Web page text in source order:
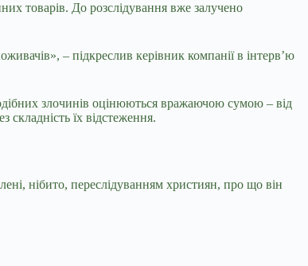
товарів. До розслідування вже залучено
– підкреслив керівник компанії в інтерв’ю
злочинів оцінюються вражаючою сумою – від
їх відстеження.
нібито, переслідуванням християн, про що він